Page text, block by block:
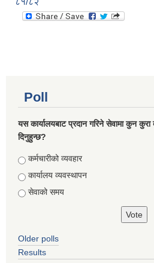
Poll
यस कार्यालयबाट प्रदान गरिने सेवामा कुन कुरा
दिनुहुन्छ?
Choices
कर्मचारीको व्यवहार
कार्यालय व्यवस्थापन
सेवाको समय
Older polls
Results